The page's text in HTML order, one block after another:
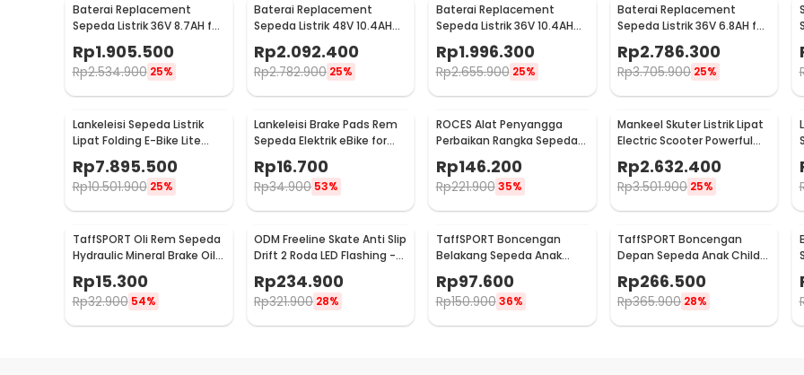
Baterai Replacement
Sepeda Listrik 36V 8.7AH for
Rp1.905.500
Rp2.534.900 25%
Baterai Replacement
Sepeda Listrik 48V 10.4AH
Rp2.092.400
Rp2.782.900 25%
Baterai Replacement
Sepeda Listrik 36V 10.4AH
for Lankeleisi New RS600
Rp1.996.300
Rp2.655.900 25%
Baterai Replacement
Sepeda Listrik 36V 6.8AH for
Lankeleisi S600
Rp2.786.300
Rp3.705.900 25%
Lankeleisi Sepeda Listrik
Lipat Folding E-Bike Lite
Edition 48V 8.7Ah - G660
Rp7.895.500
Rp10.501.900 25%
Lankeleisi Brake Pads Rem
Sepeda Elektrik eBike for
Lankeleisi
Rp16.700
Rp34.900 53%
ROCES Alat Penyangga
Perbaikan Rangka Sepeda
Bicycle Repair Frame Kit -
MT45
Rp146.200
Rp221.900 35%
Mankeel Skuter Listrik Lipat
Electric Scooter Powerful
6.6 AH 8.5 Inch - M187
Rp2.632.400
Rp3.501.900 25%
TaffSPORT Oli Rem Sepeda
Hydraulic Mineral Brake Oil
60ml for Shimano - DT01
Rp15.300
Rp32.900 54%
ODM Freeline Skate Anti Slip
Drift 2 Roda LED Flashing -
XK-SK0004
Rp234.900
Rp321.900 28%
TaffSPORT Boncengan
Belakang Sepeda Anak
Child Safety Back Seat - Y11
Rp97.600
Rp150.900 36%
TaffSPORT Boncengan
Depan Sepeda Anak Child
Front Seat with Pedal - Z7
Rp266.500
Rp365.900 28%